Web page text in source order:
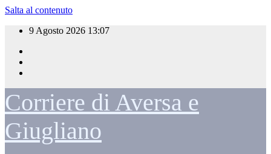
Salta al contenuto
9 Agosto 2026 13:07
Corriere di Aversa e
Giugliano